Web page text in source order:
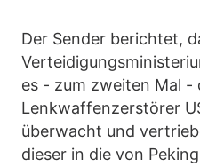
Der Sender berichtet,
es - zum zweiten Mal -
Lenkwaffenzerstörer
überwacht und
dieser in die von